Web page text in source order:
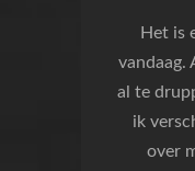
Het is
vandaag.
al te
ik
over